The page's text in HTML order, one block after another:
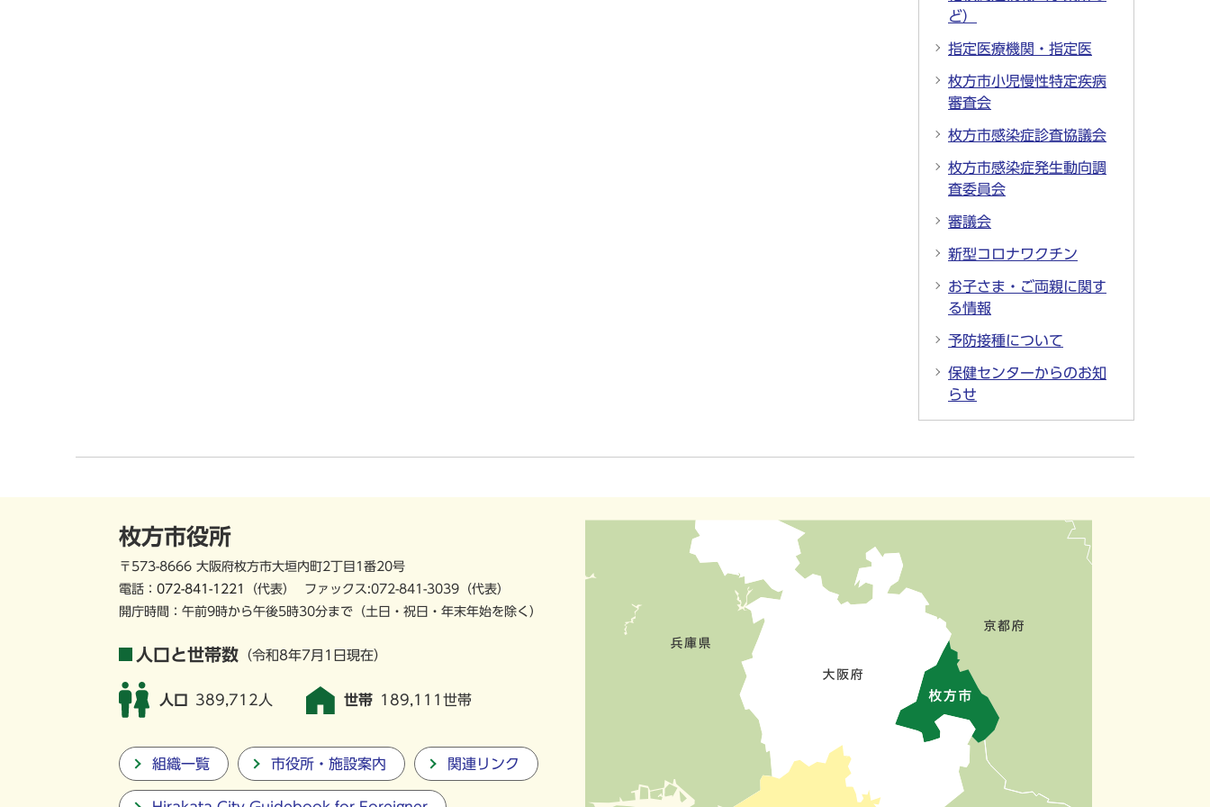
ど）
指定医療機関・指定医
枚方市小児慢性特定疾病
審査会
枚方市感染症診査協議会
枚方市感染症発生動向調
査委員会
審議会
新型コロナワクチン
お子さま・ご両親に関す
る情報
予防接種について
保健センターからのお知
らせ
枚方市役所
〒573-8666 大阪府枚方市大垣内町2丁目1番20号
電話： 072-841-1221 （代表） ファックス:072-841-3039（代表）
開庁時間：午前9時から午後5時30分まで （土日・祝日・年末年始を除く）
人口と世帯数 （令和8年7月1日現在）
人口 389,712人 世帯 189,111世帯
組織一覧 市役所・施設案内 関連リンク